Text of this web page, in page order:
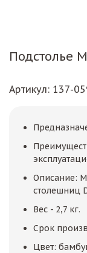
Подстолье
Артикул: 137-
Описание:
столешниц
Вес - 2,7 кг.
Срок
Цвет: